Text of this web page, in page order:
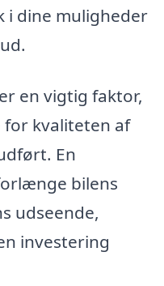
i dine muligheder
en vigtig faktor,
for kvaliteten af
En
bilens
udseende,
investering